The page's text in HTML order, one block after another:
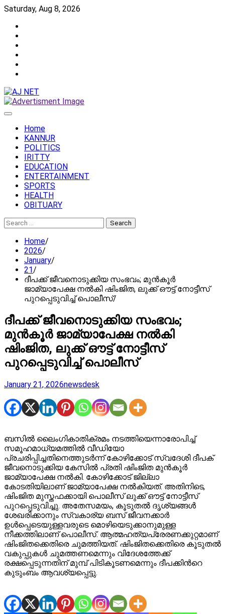
Skip
content
Saturday, Aug 8, 2026
Home
KANNUR
POLITICS
IRITTY
EDUCATION
ENTERTAINMENT
SPORTS
HEALTH
OBITUARY
Search
for:
Home
2026
January
21
ദീപക്ക് ജീവനൊടുക്കിയ സംഭവം; മുൻകൂർ
ജാമ്യാപേക്ഷ നൽകി ഷിംജിത, ലുക്ക് ഔട്ട് നോട്ടീസ്
പുറപ്പെടുവിച്ച് പൊലീസ്
ദീപക്ക് ജീവനൊടുക്കിയ സംഭവം;
മുൻകൂർ ജാമ്യാപേക്ഷ നൽകി
ഷിംജിത, ലുക്ക് ഔട്ട് നോട്ടീസ്
പുറപ്പെടുവിച്ച് പൊലീസ്
January 21, 2026newsdesk
ബസില്‍ ലൈംഗികാതിക്രമം നടത്തിയെന്നാരോപിച്ച്
സമൂഹമാധ്യമത്തില്‍ വീഡിയോ
പ്രചരിപ്പിച്ചതിനെത്തുടര്‍ന്ന് കോഴിക്കോട് സ്വദേശി ദീപക്
ജീവനൊടുക്കിയ കേസില്‍ പ്രതി ഷിംജിത മുൻകൂർ
ജാമ്യാപേക്ഷ നൽകി. കോഴിക്കോട് ജില്ലാ
കോടതിയിലാണ് ജാമ്യാപേക്ഷ നൽകിയത്. അതിനിടെ,
ഷിംജിത മുസ്തഫക്കായി പൊലീസ് ലുക്ക് ഔട്ട് നോട്ടീസ്
പുറപ്പെടുവിച്ചു. അതേസമയം, കൂടുതല്‍ ദൃശ്യങ്ങള്‍
ശേഖരിക്കാനും സ്വകാര്യ ബസ് ജീവനക്കാര്‍
ഉള്‍പ്പെടെയുള്ളവരുടെ മൊഴിയെടുക്കാനുമുള്ള
നീക്കത്തിലാണ് പൊലീസ്. ആത്മഹത്യപ്രേരണക്കുറ്റമാണ്
ഷിംജിതക്കെതിരെ ചുമത്തിയത്. ഷിംജിതക്കെതിരെ കൂടുതല്‍
വകുപ്പുകള്‍ ചുമത്തണമെന്നും വിദേശത്തേക്ക്
രക്ഷപ്പെടുന്നതിന് മുമ്പ് പിടികൂടണമെന്നും ദീപക്കിന്‍റെ
കുടുംബം ആവശ്യപ്പെട്ടു.